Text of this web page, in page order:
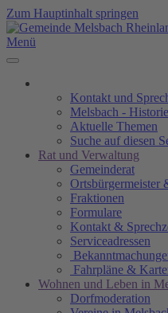
Zum Hauptinhalt springen
Menü
Kontakt und
Melsbach -
Aktuelle Themen
Suche auf diesen
Rat und Verwaltung
Gemeinderat
Ortsbürgermeister
Fraktionen
Formulare
Kontakt &
Serviceadressen
Fahrpläne &
Wohnen und Leben in
Dorfmoderation